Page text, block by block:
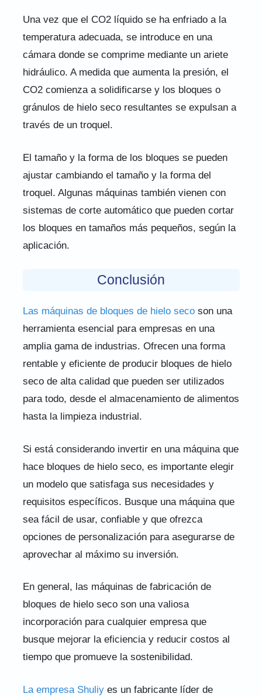
Una vez que el CO2 líquido se ha enfriado a la
temperatura adecuada, se introduce en una
cámara donde se comprime mediante un ariete
hidráulico. A medida que aumenta la presión, el
CO2 comienza a solidificarse y los bloques o
gránulos de hielo seco resultantes se expulsan a
través de un troquel.
El tamaño y la forma de los bloques se pueden
ajustar cambiando el tamaño y la forma del
troquel. Algunas máquinas también vienen con
sistemas de corte automático que pueden cortar
los bloques en tamaños más pequeños, según la
aplicación.
Conclusión
Las máquinas de bloques de hielo secoson una
herramienta esencial para empresas en una
amplia gama de industrias. Ofrecen una forma
rentable y eficiente de producir bloques de hielo
seco de alta calidad que pueden ser utilizados
para todo, desde el almacenamiento de alimentos
hasta la limpieza industrial.
Si está considerando invertir en una máquina que
hace bloques de hielo seco, es importante elegir
un modelo que satisfaga sus necesidades y
requisitos específicos. Busque una máquina que
sea fácil de usar, confiable y que ofrezca
opciones de personalización para asegurarse de
aprovechar al máximo su inversión.
En general, las máquinas de fabricación de
bloques de hielo seco son una valiosa
incorporación para cualquier empresa que
busque mejorar la eficiencia y reducir costos al
tiempo que promueve la sostenibilidad.
La empresa Shuliy es un fabricante líder de